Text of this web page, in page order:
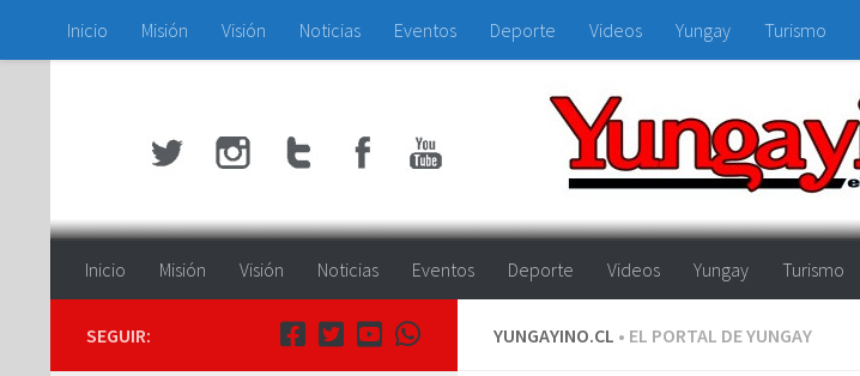
Saltar al contenido
Inicio Misión Visión Noticias Eventos Deporte Videos Yungay Turismo
Inicio Misión Visión Noticias Eventos Deporte Videos Yungay Turismo
YUNGAYINO.CL • EL PORTAL DE YUNGAY
SEGUIR: